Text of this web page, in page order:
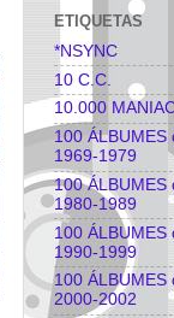
ETIQUETAS
*NSYNC
10 C.C.
10.000
100 ÁLBUMES
1969-1979
100 ÁLBUMES
1980-1989
100 ÁLBUMES
1990-1999
100 ÁLBUMES
2000-2002